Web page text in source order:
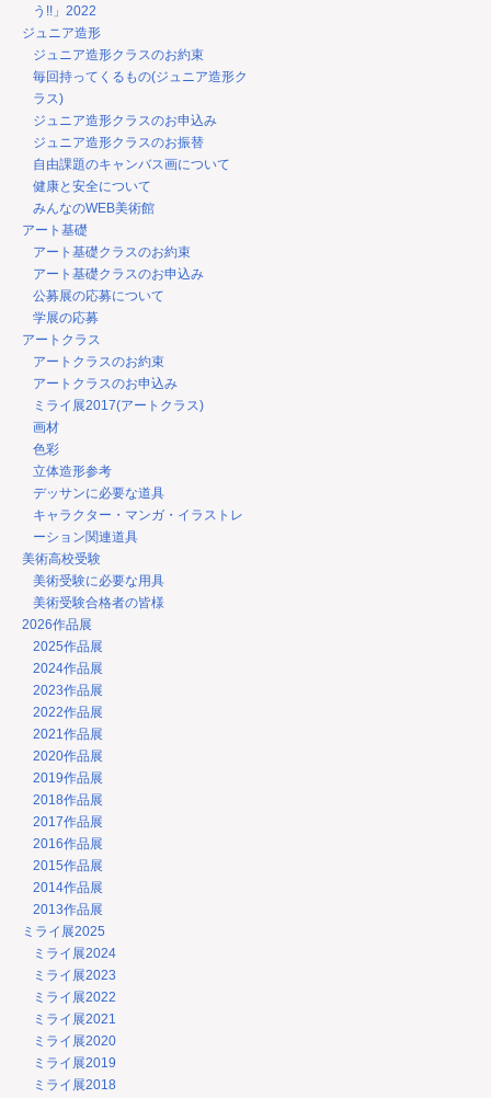
う!!」2022
ジュニア造形
ジュニア造形クラスのお約束
毎回持ってくるもの(ジュニア造形ク
ラス)
ジュニア造形クラスのお申込み
ジュニア造形クラスのお振替
自由課題のキャンバス画について
健康と安全について
みんなのWEB美術館
アート基礎
アート基礎クラスのお約束
アート基礎クラスのお申込み
公募展の応募について
学展の応募
アートクラス
アートクラスのお約束
アートクラスのお申込み
ミライ展2017(アートクラス)
画材
色彩
立体造形参考
デッサンに必要な道具
キャラクター・マンガ・イラストレ
ーション関連道具
美術高校受験
美術受験に必要な用具
美術受験合格者の皆様
2026作品展
2025作品展
2024作品展
2023作品展
2022作品展
2021作品展
2020作品展
2019作品展
2018作品展
2017作品展
2016作品展
2015作品展
2014作品展
2013作品展
ミライ展2025
ミライ展2024
ミライ展2023
ミライ展2022
ミライ展2021
ミライ展2020
ミライ展2019
ミライ展2018